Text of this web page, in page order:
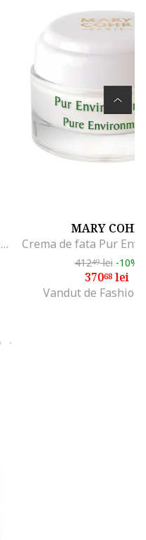
Crema de fata Premiere Jeunesse antiage ,50 ml
MARY COHR
41249lei -10%
37068lei
Vandut de Fashion